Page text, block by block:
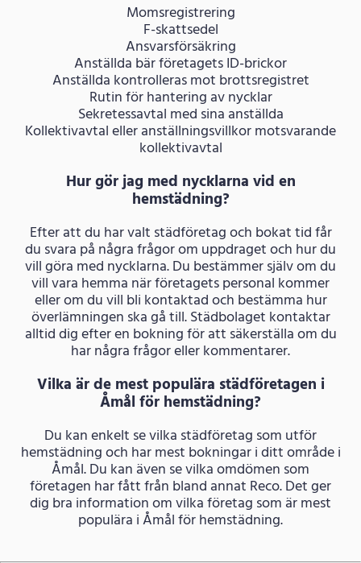
Momsregistrering
F-skattsedel
Ansvarsförsäkring
Anställda bär företagets ID-brickor
Anställda kontrolleras mot brottsregistret
Rutin för hantering av nycklar
Sekretessavtal med sina anställda
Kollektivavtal eller anställningsvillkor motsvarande
kollektivavtal
Hur gör jag med nycklarna vid en
hemstädning?
Efter att du har valt städföretag och bokat tid får
du svara på några frågor om uppdraget och hur du
vill göra med nycklarna. Du bestämmer själv om du
vill vara hemma när företagets personal kommer
eller om du vill bli kontaktad och bestämma hur
överlämningen ska gå till. Städbolaget kontaktar
alltid dig efter en bokning för att säkerställa om du
har några frågor eller kommentarer.
Vilka är de mest populära städföretagen i
Åmål för hemstädning?
Du kan enkelt se vilka städföretag som utför
hemstädning och har mest bokningar i ditt område i
Åmål. Du kan även se vilka omdömen som
företagen har fått från bland annat Reco. Det ger
dig bra information om vilka företag som är mest
populära i Åmål för hemstädning.